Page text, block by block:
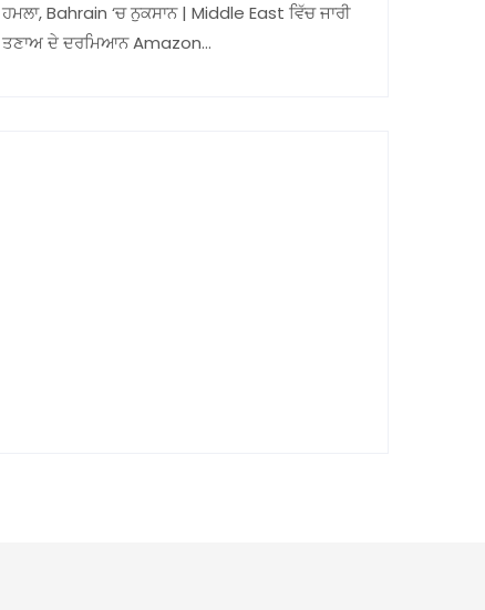
ਹਮਲਾ, Bahrain ‘ਚ ਨੁਕਸਾਨ | Middle East ਵਿੱਚ ਜਾਰੀ
ਤਣਾਅ ਦੇ ਦਰਮਿਆਨ Amazon…